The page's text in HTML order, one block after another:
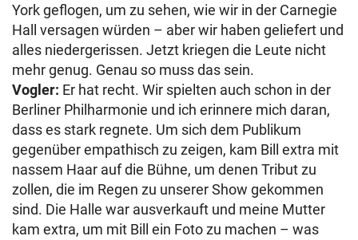
York geflogen, um zu sehen, wie wir in der Carnegie
Hall versagen würden – aber wir haben geliefert und
alles niedergerissen. Jetzt kriegen die Leute nicht
mehr genug. Genau so muss das sein.
Vogler: Er hat recht. Wir spielten auch schon in der
Berliner Philharmonie und ich erinnere mich daran,
dass es stark regnete. Um sich dem Publikum
gegenüber empathisch zu zeigen, kam Bill extra mit
nassem Haar auf die Bühne, um denen Tribut zu
zollen, die im Regen zu unserer Show gekommen
sind. Die Halle war ausverkauft und meine Mutter
kam extra, um mit Bill ein Foto zu machen – was